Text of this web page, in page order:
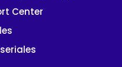
Center